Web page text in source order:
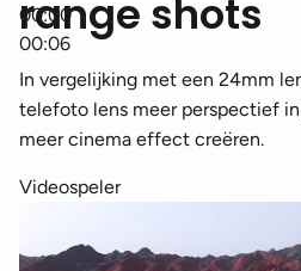
00:00
00:06
range shots
In vergelijking met een 24mm
telefoto lens meer perspectief
meer cinema effect creëren.
Videospeler